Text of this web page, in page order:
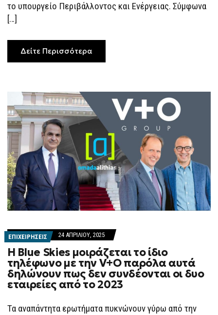
το υπουργείο Περιβάλλοντος και Ενέργειας. Σύμφωνα
[…]
Δείτε Περισσότερα
ΕΠΙΧΕΙΡΗΣΕΙΣ 24 ΑΠΡΙΛΊΟΥ, 2025
Η Blue Skies μοιράζεται το ίδιο
τηλέφωνο με την V+O παρόλα αυτά
δηλώνουν πως δεν συνδέονται οι δυο
εταιρείες από το 2023
Τα αναπάντητα ερωτήματα πυκνώνουν γύρω από την